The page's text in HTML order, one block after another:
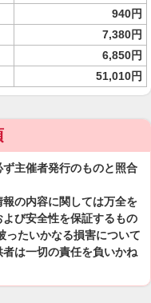
940円
7,380円
6,850円
51,010円
主催者発行のものと照合
の内容に関しては万全を
び安全性を保証するもの
ったいかなる損害について
は一切の責任を負いかね